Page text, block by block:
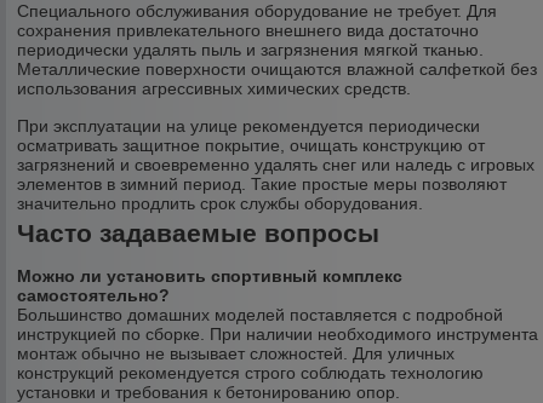
Специального обслуживания оборудование не требует. Для
сохранения привлекательного внешнего вида достаточно
периодически удалять пыль и загрязнения мягкой тканью.
Металлические поверхности очищаются влажной салфеткой без
использования агрессивных химических средств.
При эксплуатации на улице рекомендуется периодически
осматривать защитное покрытие, очищать конструкцию от
загрязнений и своевременно удалять снег или наледь с игровых
элементов в зимний период. Такие простые меры позволяют
значительно продлить срок службы оборудования.
Часто задаваемые вопросы
Можно ли установить спортивный комплекс
самостоятельно?
Большинство домашних моделей поставляется с подробной
инструкцией по сборке. При наличии необходимого инструмента
монтаж обычно не вызывает сложностей. Для уличных
конструкций рекомендуется строго соблюдать технологию
установки и требования к бетонированию опор.